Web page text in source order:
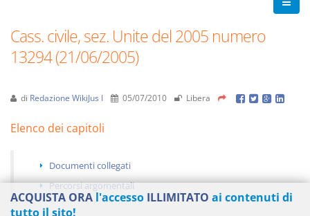
Cass. civile, sez. Unite del 2005 numero
13294 (21/06/2005)
di Redazione WikiJus I 05/07/2010 Libera
Elenco dei capitoli
Documenti collegati
Percorsi argomentali
ACQUISTA ORA l'accesso ILLIMITATO ai contenuti di
tutto il sito!